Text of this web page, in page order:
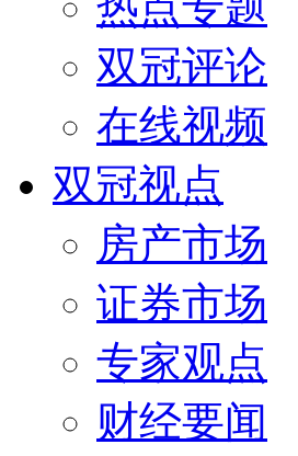
双冠评论
在线视频
双冠视点
房产市场
证券市场
专家观点
财经要闻